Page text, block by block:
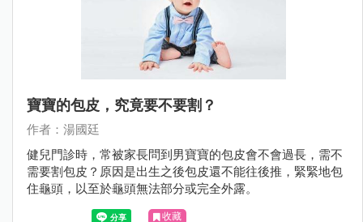
寶寶的包皮，究竟要不要割？
作者：湯國廷
健兒門診時，常被家長問到男寶寶的包皮會不會過長，需不
需要割包皮？原因是出生之後包皮還不能往後推，緊緊地包
住龜頭，以至於龜頭無法部分或完全外露。
收藏